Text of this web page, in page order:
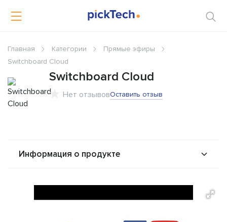
Главная Категории
Прямые эфиры
Switchboard Cloud
Switchboard Cloud
Нет отзывовОставить отзыв
Информация о продукте